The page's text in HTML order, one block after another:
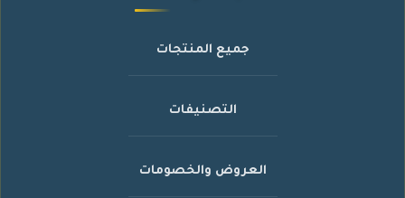
جميع المنتجات
التصنيفات
العروض والخصومات